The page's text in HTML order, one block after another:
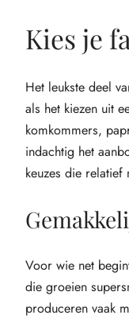
Kies je
Het leukste deel
als het kiezen uit
komkommers,
indachtig het
keuzes die relatief
Voor wie net
die groeien
produceren vaak